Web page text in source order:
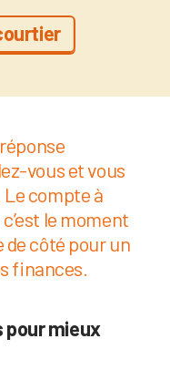
vous et vous
compte à
le moment
côté pour un
finances.
pour mieux